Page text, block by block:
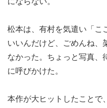
松本は、有村を気遣い「こ
いいんだけど、ごめんね、
なかった。ちょっと写真、
に呼びかけた。
本作が大ヒットしたことで